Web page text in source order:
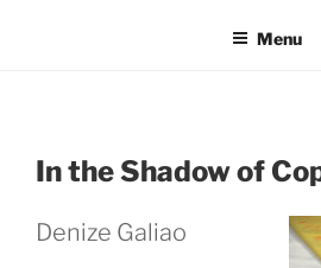
Menu
In the Shadow of
Denize Galiao